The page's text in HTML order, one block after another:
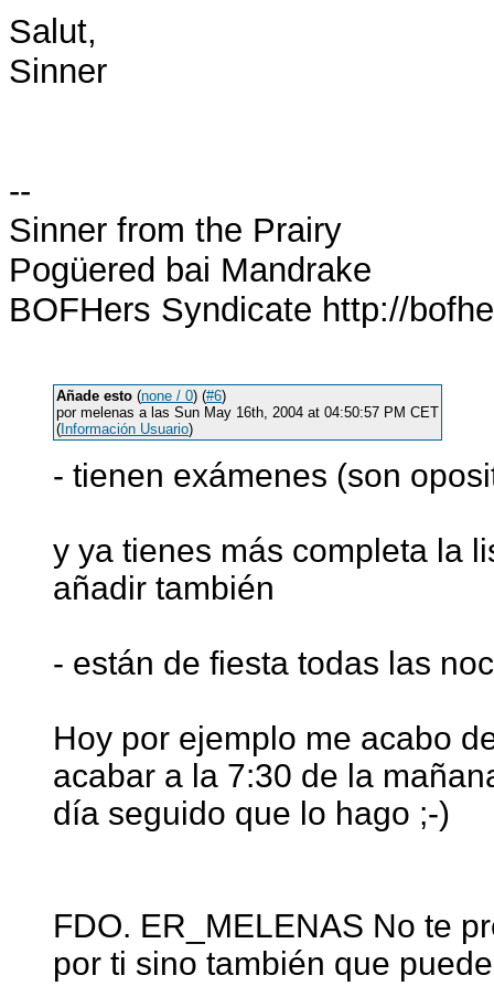
Salut,
Sinner
--
Sinner from the Prairy
Pogüered bai Mandrake
BOFHers Syndicate http://
Añade esto (none / 0) (#6)
por melenas a las Sun May 16th, 2004 at 04:50:57 PM CET
( Información Usuario)
- tienen exámenes (son
y ya tienes más completa la
añadir también
- están de fiesta todas las
Hoy por ejemplo me acabo
acabar a la 7:30 de la
día seguido que lo hago ;-)
FDO. ER_MELENAS No te
por ti sino también que